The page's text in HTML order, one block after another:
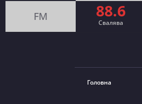
FM 88.6
Cвалява
Головна